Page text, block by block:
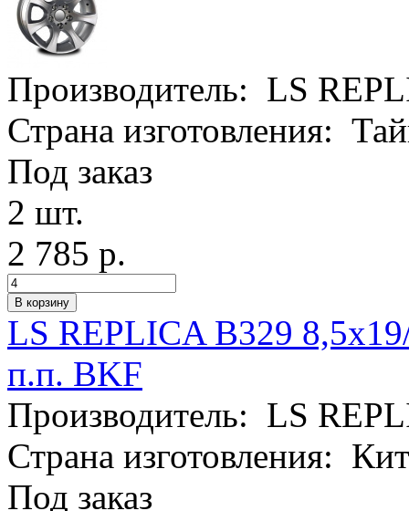
Производитель: LS
Страна изготовления:
Под заказ
2 шт.
2 785 р.
LS REPLICA B329
п.п. BKF
Производитель: LS
Страна изготовления:
Под заказ